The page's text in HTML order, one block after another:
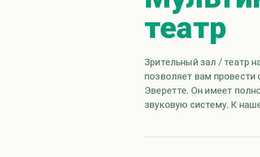
театр
Зрительный зал / театр
позволяет вам
Эверетте. Он имеет
звуковую систему. К